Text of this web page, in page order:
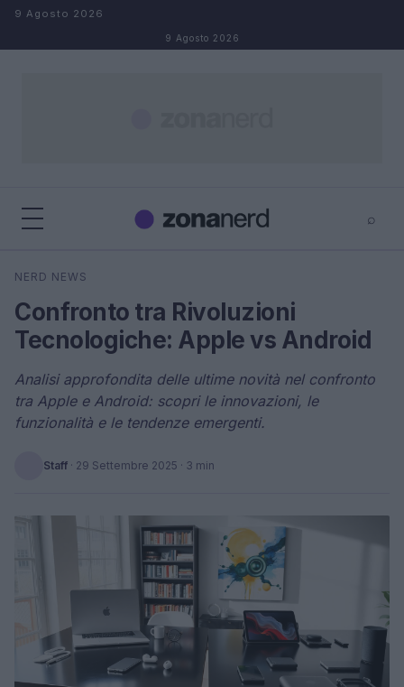
Salta al contenuto
9 Agosto 2026
9 Agosto 2026
⌕
Cerca
NERD NEWS
Confronto tra Rivoluzioni
Tecnologiche: Apple vs Android
Analisi approfondita delle ultime novità nel confronto
tra Apple e Android: scopri le innovazioni, le
funzionalità e le tendenze emergenti.
Staff · 29 Settembre 2025 · 3 min